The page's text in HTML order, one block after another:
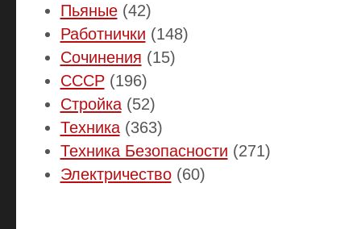
Пьяные(42)
Работнички (148)
Сочинения (15)
СССР(196)
Стройка(52)
Техника(363)
Техника Безопасности (271)
Электричество(60)